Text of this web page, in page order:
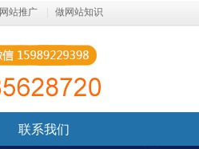
做网站知识
网站推广
联系我们